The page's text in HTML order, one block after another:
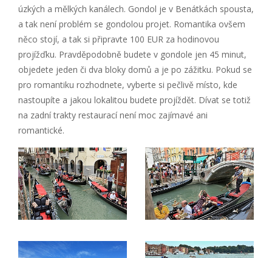
úzkých a mělkých kanálech. Gondol je v Benátkách spousta,
a tak není problém se gondolou projet. Romantika ovšem
něco stojí, a tak si připravte 100 EUR za hodinovou
projížďku. Pravděpodobně budete v gondole jen 45 minut,
objedete jeden či dva bloky domů a je po zážitku. Pokud se
pro romantiku rozhodnete, vyberte si pečlivě místo, kde
nastoupíte a jakou lokalitou budete projíždět. Dívat se totiž
na zadní trakty restaurací není moc zajímavé ani
romantické.